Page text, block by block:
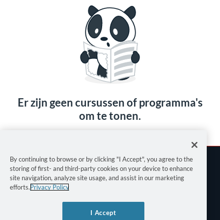
Er zijn geen cursussen of programma's
om te tonen.
By continuing to browse or by clicking "I Accept", you agree to the
storing of first- and third-party cookies on your device to enhance
site navigation, analyze site usage, and assist in our marketing
efforts.Privacy Policy
I Accept